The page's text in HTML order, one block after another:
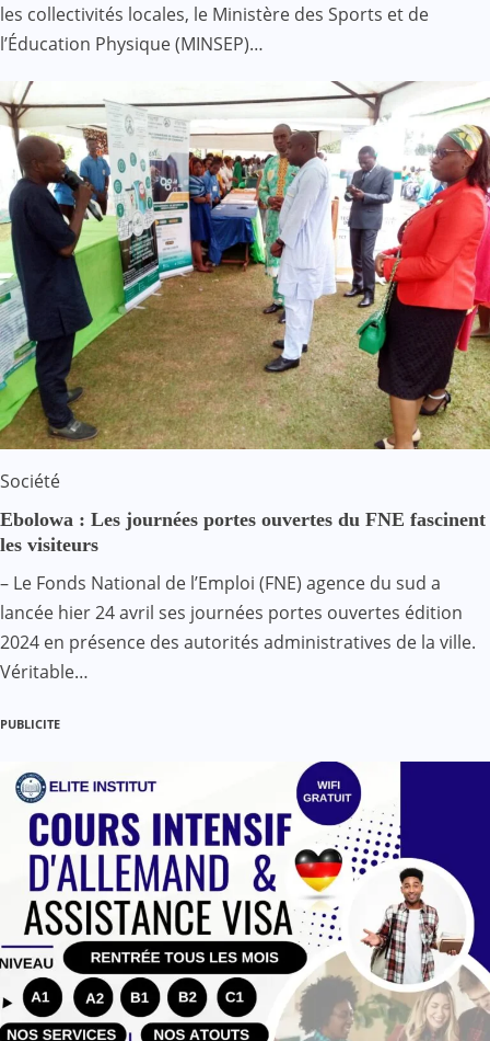
les collectivités locales, le Ministère des Sports et de
l’Éducation Physique (MINSEP)…
Société
Ebolowa : Les journées portes ouvertes du FNE fascinent
les visiteurs
– Le Fonds National de l’Emploi (FNE) agence du sud a
lancée hier 24 avril ses journées portes ouvertes édition
2024 en présence des autorités administratives de la ville.
Véritable…
PUBLICITE